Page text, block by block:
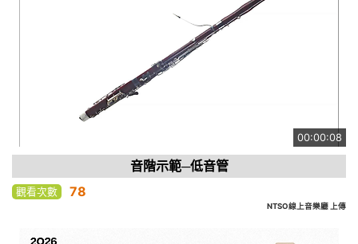
00:00:08
音階示範─低音管
觀看次數 78
NTSO線上音樂廳 上傳